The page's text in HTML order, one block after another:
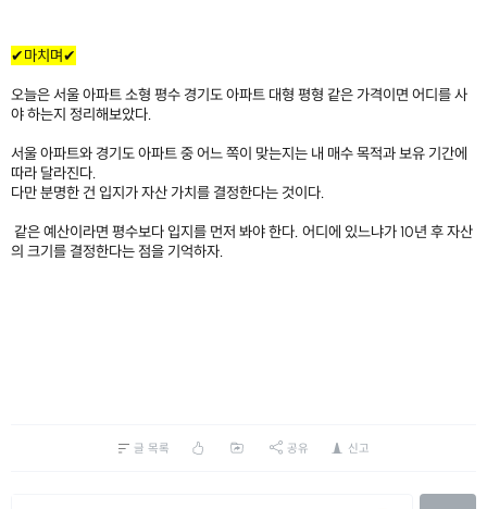
✔마치며✔
오늘은 서울 아파트 소형 평수 경기도 아파트 대형 평형 같은 가격이면 어디를 사
야 하는지 정리해보았다.
서울 아파트와 경기도 아파트 중 어느 쪽이 맞는지는 내 매수 목적과 보유 기간에
따라 달라진다.
다만 분명한 건 입지가 자산 가치를 결정한다는 것이다.
같은 예산이라면 평수보다 입지를 먼저 봐야 한다. 어디에 있느냐가 10년 후 자산
의 크기를 결정한다는 점을 기억하자.
글 목록 공유 신고